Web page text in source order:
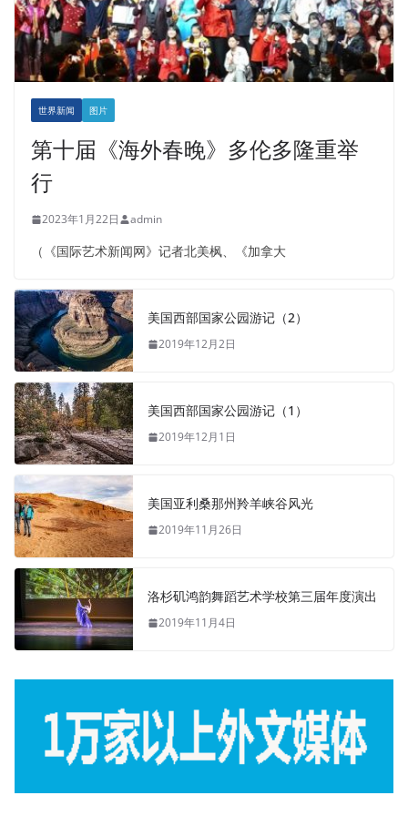
世界新闻 图片
第十届《海外春晚》多伦多隆重举
行
2023年1月22日 admin
（《国际艺术新闻网》记者北美枫、《加拿大
美国西部国家公园游记（2）
2019年12月2日
美国西部国家公园游记（1）
2019年12月1日
美国亚利桑那州羚羊峡谷风光
2019年11月26日
洛杉矶鸿韵舞蹈艺术学校第三届年度演出
2019年11月4日